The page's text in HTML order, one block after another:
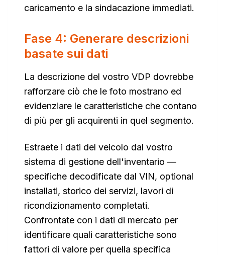
caricamento e la sindacazione immediati.
Fase 4: Generare descrizioni
basate sui dati
La descrizione del vostro VDP dovrebbe
rafforzare ciò che le foto mostrano ed
evidenziare le caratteristiche che contano
di più per gli acquirenti in quel segmento.
Estraete i dati del veicolo dal vostro
sistema di gestione dell'inventario —
specifiche decodificate dal VIN, optional
installati, storico dei servizi, lavori di
ricondizionamento completati.
Confrontate con i dati di mercato per
identificare quali caratteristiche sono
fattori di valore per quella specifica